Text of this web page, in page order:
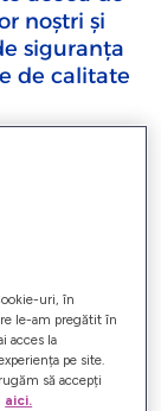
noștri și
siguranța
de calitate
în care
uri, în
le-am pregătit în
acces la
pe site.
să accepți
aici.